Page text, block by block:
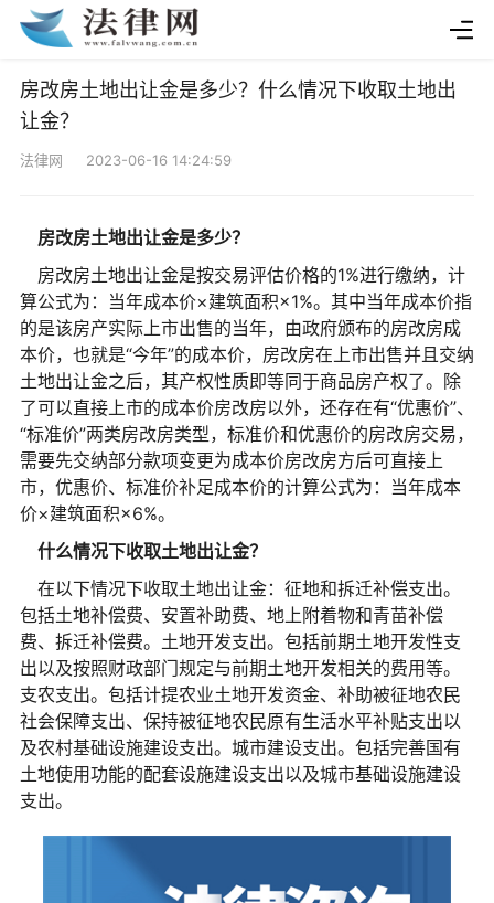
房改房土地出让金是多少？什么情况下收取土地出
让金？
法律网 2023-06-16 14:24:59
房改房土地出让金是多少？
房改房土地出让金是按交易评估价格的1%进行缴纳，计
算公式为：当年成本价×建筑面积×1%。其中当年成本价指
的是该房产实际上市出售的当年，由政府颁布的房改房成
本价，也就是“今年”的成本价，房改房在上市出售并且交纳
土地出让金之后，其产权性质即等同于商品房产权了。除
了可以直接上市的成本价房改房以外，还存在有“优惠价”、
“标准价”两类房改房类型，标准价和优惠价的房改房交易，
需要先交纳部分款项变更为成本价房改房方后可直接上
市，优惠价、标准价补足成本价的计算公式为：当年成本
价×建筑面积×6%。
什么情况下收取土地出让金？
在以下情况下收取土地出让金：征地和拆迁补偿支出。
包括土地补偿费、安置补助费、地上附着物和青苗补偿
费、拆迁补偿费。土地开发支出。包括前期土地开发性支
出以及按照财政部门规定与前期土地开发相关的费用等。
支农支出。包括计提农业土地开发资金、补助被征地农民
社会保障支出、保持被征地农民原有生活水平补贴支出以
及农村基础设施建设支出。城市建设支出。包括完善国有
土地使用功能的配套设施建设支出以及城市基础设施建设
支出。